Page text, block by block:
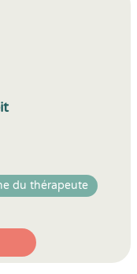
du thérapeute